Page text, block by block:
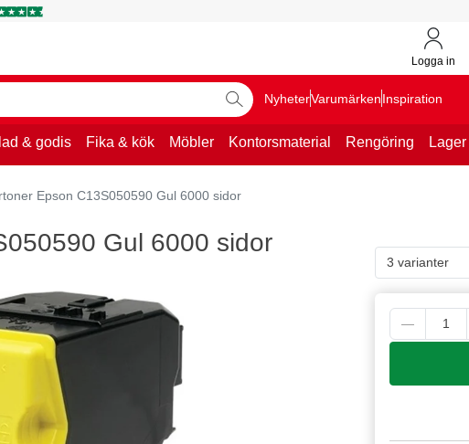
Logga in
NyheterVarumärkenInspiration
& godis Fika & kök Möbler Kontorsmaterial Rengöring Lager
Epson C13S050590 Gul 6000 sidor
3 varianter
Gul 6000 sidor